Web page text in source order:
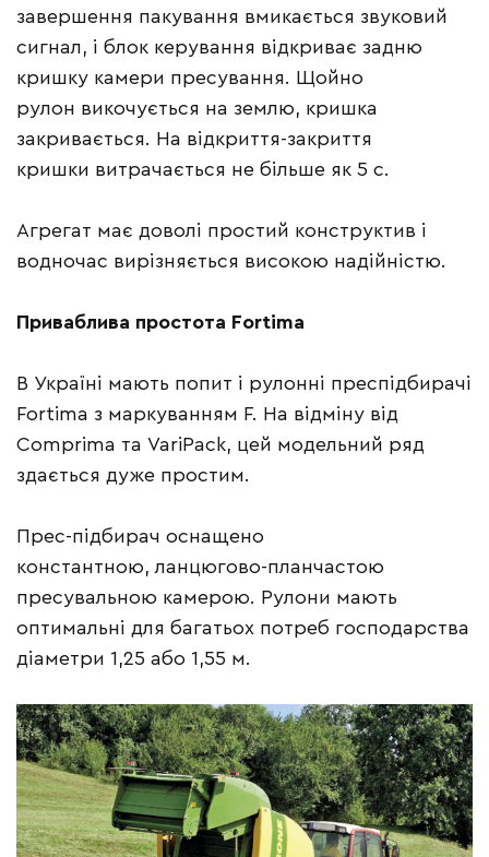
завершення пакування вмикається звуковий
сигнал, і блок керування відкриває задню
кришку камери пресування. Щойно
рулон викочується на землю, кришка
закривається. На відкриття-закриття
кришки витрачається не більше як 5 с.
Агрегат має доволі простий конструктив і
водночас вирізняється високою надійністю.
Приваблива простота Fortima
В Україні мають попит і рулонні преспідбирачі
Fortima з маркуванням F. На відміну від
Comprima та VariPack, цей модельний ряд
здається дуже простим.
Прес-підбирач оснащено
константною, ланцюгово-планчастою
пресувальною камерою. Рулони мають
оптимальні для багатьох потреб господарства
діаметри 1,25 або 1,55 м.